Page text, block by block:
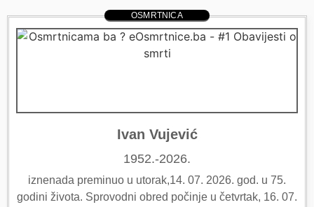
OSMRTNICA
Ivan Vujević
1952.-2026.
iznenada preminuo u utorak,14. 07. 2026. god. u 75.
godini života. Sprovodni obred počinje u četvrtak, 16. 07.